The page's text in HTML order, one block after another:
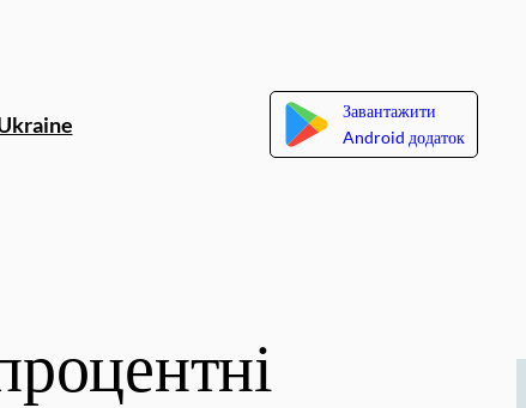
Завантажити
Android додаток